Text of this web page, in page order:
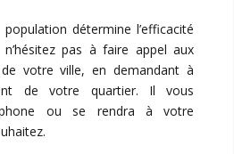
détermine l’efficacité
pas à faire appel aux
de votre ville, en demandant à
de votre quartier. Il vous
ou se rendra à votre